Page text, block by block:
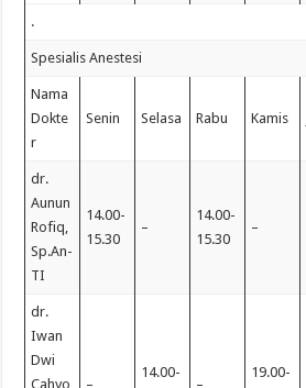
.
Spesialis Anestesi
Nama
Dokte
r
Senin Selasa Rabu Kamis
dr.
Aunun
Rofiq,
Sp.An-
TI
14.00-
15.30
–
14.00-
15.30
–
dr.
Iwan
Dwi
Cahyo
–
14.00-
–
19.00-